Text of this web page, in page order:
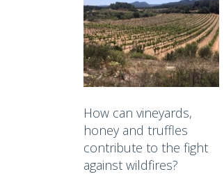
How can vineyards,
honey and truffles
contribute to the fight
against wildfires?